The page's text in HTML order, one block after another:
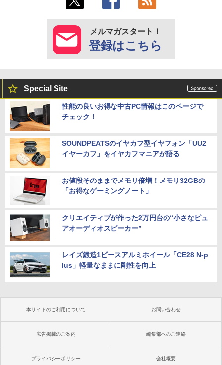
メルマガスタート！
登録はこちら
Special Site
性能の良いお得な中古PC情報はこのページで
チェック！
SOUNDPEATSのイヤカフ型イヤフォン「UU2
イヤーカフ」をイヤカフマニアが語る
お値段そのままでメモリ倍増！メモリ32GBの
「お得なゲーミングノート」
クリエイティブが作った2万円台の“小さなピュ
アオーディオスピーカー”
レイズ鍛造1ピースアルミホイール「CE28 N-p
lus」軽量なままに剛性を向上
本サイトのご利用について お問い合わせ
広告掲載のご案内 編集部へのご連絡
プライバシーポリシー 会社概要